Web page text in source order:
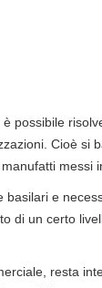
possibile
Cioè si
messi
basilari e
di un certo
resta